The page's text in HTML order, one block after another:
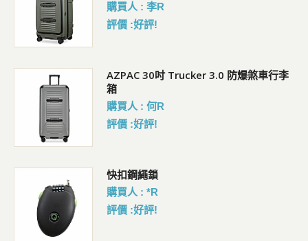
購買人 : 李R
評價 :好評!
AZPAC 30吋 Trucker 3.0 防爆煞車行李
箱
購買人 : 何R
評價 :好評!
快扣鋼繩鎖
購買人 : *R
評價 :好評!